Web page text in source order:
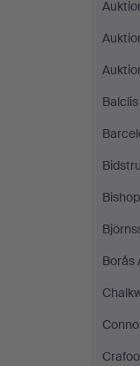
Balclis
Borås